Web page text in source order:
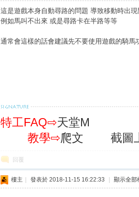
這是遊戲本身自動尋路的問題 導致移動時出現
例如馬叫不出來 或是尋路卡在半路等等
通常會這樣的話會建議先不要使用遊戲的騎馬
特工FAQ⇨天堂M
教學⇨爬文 截圖
回覆
樓主 發表於 2018-11-15 16:22:33 顯示全部